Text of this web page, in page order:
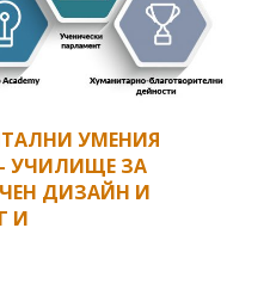
УМЕНИЯ
УЧИЛИЩЕ ЗА
ДИЗАЙН И
И